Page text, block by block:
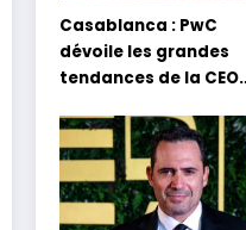
Casablanca : PwC
dévoile les grandes
tendances de la CEO